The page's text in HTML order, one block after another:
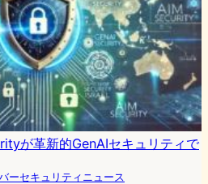
が革新的GenAIセキュリティで
ーセキュリティニュース